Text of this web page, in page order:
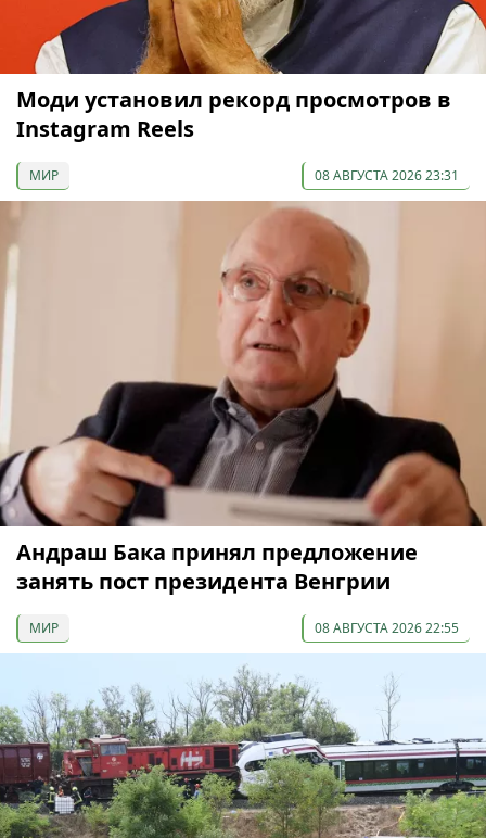
Моди установил рекорд просмотров в
Instagram Reels
МИР 08 АВГУСТА 2026 23:31
Андраш Бака принял предложение
занять пост президента Венгрии
МИР 08 АВГУСТА 2026 22:55